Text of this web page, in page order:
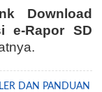
Download
e-Rapor SD
DAN PANDUAN